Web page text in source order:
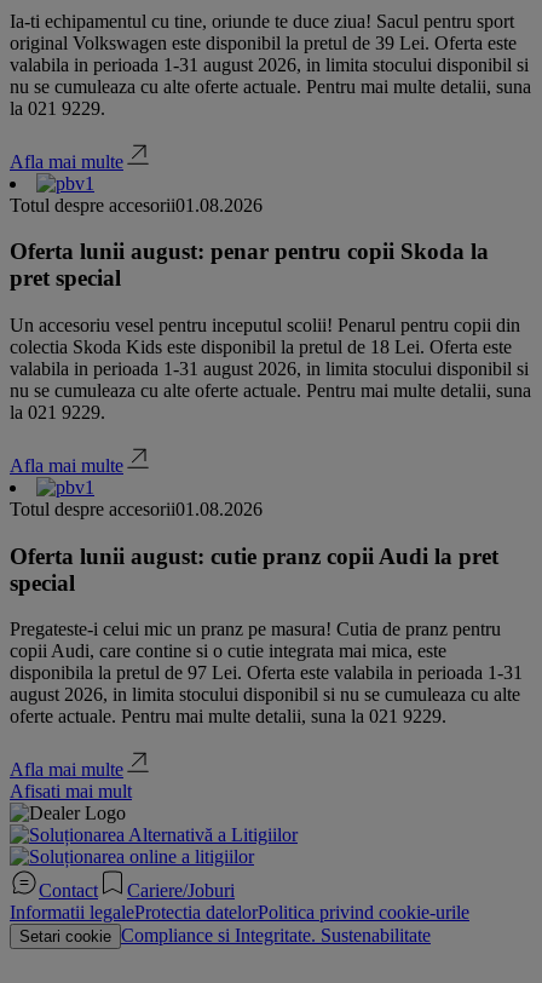
Ia-ti echipamentul cu tine, oriunde te duce ziua! Sacul pentru sport
original Volkswagen este disponibil la pretul de 39 Lei. Oferta este
valabila in perioada 1-31 august 2026, in limita stocului disponibil si
nu se cumuleaza cu alte oferte actuale. Pentru mai multe detalii, suna
la 021 9229.
Afla mai multe
Totul despre accesorii01.08.2026
Oferta lunii august: penar pentru copii Skoda la
pret special
Un accesoriu vesel pentru inceputul scolii! Penarul pentru copii din
colectia Skoda Kids este disponibil la pretul de 18 Lei. Oferta este
valabila in perioada 1-31 august 2026, in limita stocului disponibil si
nu se cumuleaza cu alte oferte actuale. Pentru mai multe detalii, suna
la 021 9229.
Afla mai multe
Totul despre accesorii01.08.2026
Oferta lunii august: cutie pranz copii Audi la pret
special
Pregateste-i celui mic un pranz pe masura! Cutia de pranz pentru
copii Audi, care contine si o cutie integrata mai mica, este
disponibila la pretul de 97 Lei. Oferta este valabila in perioada 1-31
august 2026, in limita stocului disponibil si nu se cumuleaza cu alte
oferte actuale. Pentru mai multe detalii, suna la 021 9229.
Afla mai multe
Afisati mai mult
Contact
Cariere/Joburi
Informatii legaleProtectia datelorPolitica privind cookie-urile
Setari cookie Compliance si Integritate. Sustenabilitate